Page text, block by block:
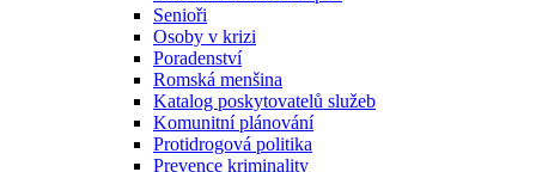
Senioři
Osoby v krizi
Poradenství
Romská menšina
Katalog poskytovatelů služeb
Komunitní plánování
Protidrogová politika
Prevence kriminality